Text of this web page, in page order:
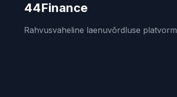
44Finance
Rahvusvaheline laenuvõrdluse platvorm